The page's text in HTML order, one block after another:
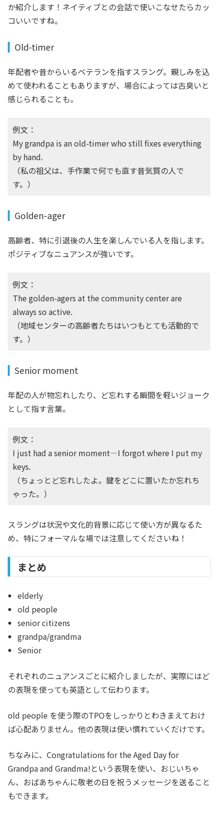
か紹介します！ネイティブとの会話で使いこなせたらカッ
コいいですね。
Old-timer
年配者や昔からいるベテランを指すスラング。親しみを込
めて使われることもありますが、場合によっては古臭いと
感じられることも。
例文：
My grandpa is an old-timer who still fixes everything
by hand.
（私の祖父は、手作業で何でも直す昔気質の人で
す。）
Golden-ager
高齢者、特に引退後の人生を楽しんでいる人を指します。
ポジティブなニュアンスが強いです。
例文：
The golden-agers at the community center are
always so active.
（地域センターの高齢者たちはいつもとても活動的で
す。）
Senior moment
年配の人が物忘れしたり、ど忘れする瞬間を軽いジョーク
として指す言葉。
例文：
I just had a senior moment—I forgot where I put my
keys.
（ちょっとど忘れしたよ。鍵をどこに置いたか忘れち
ゃった。）
スラングは状況や文化的背景に応じて使い方が異なるた
め、特にフォーマルな場では注意してくださいね！
まとめ
elderly
old people
senior citizens
grandpa/grandma
Senior
それぞれのニュアンスごとに紹介しましたが、実際にはど
の表現を使っても英語として伝わります。
old people を使う際のTPOをしっかりとわきまえておけ
ば心配ありません。他の表現は使い慣れていくだけです。
ちなみに、Congratulations for the Aged Day for
Grandpa and Grandma!という表現を使い、おじいちゃ
ん、おばあちゃんに敬老の日を祝うメッセージを送ること
もできます。